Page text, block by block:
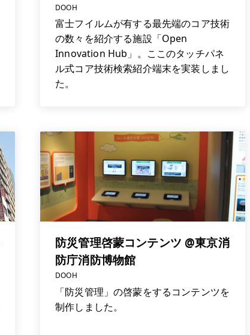
DOOH
富士フイルムが有する最先端のコア技術
の数々を紹介する施設「Open
Innovation Hub」。ここのタッチパネ
ル式コア技術検索紹介端末を実装しまし
た。
防災管理啓蒙コンテンツ @東京消
防庁消防博物館
DOOH
「防災管理」の啓蒙をするコンテンツを
制作しました。